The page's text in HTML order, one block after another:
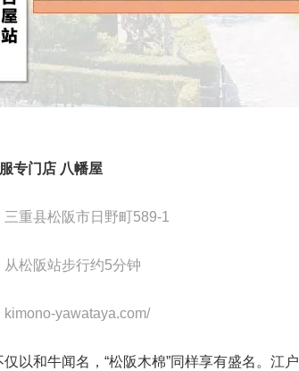
专门店 八幡屋
三重县松阪市日野町589-1
从松阪站步行约5分钟
kimono-yawataya.com/
仅以和牛闻名，“松阪木棉”同样享有盛名。江